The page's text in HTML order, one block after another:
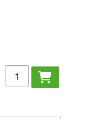
Lägg i kundvagn